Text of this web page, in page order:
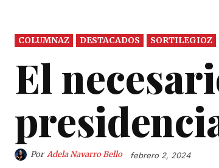
COLUMNAZ DESTACADOS SORTILEGIOZ
El
Por Adela Navarro Bello febrero 2, 2024